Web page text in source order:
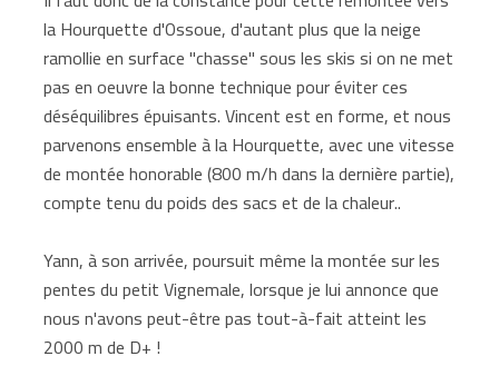
la Hourquette d'Ossoue, d'autant plus que la neige
ramollie en surface "chasse" sous les skis si on ne met
pas en oeuvre la bonne technique pour éviter ces
déséquilibres épuisants. Vincent est en forme, et nous
parvenons ensemble à la Hourquette, avec une vitesse
de montée honorable (800 m/h dans la dernière partie),
compte tenu du poids des sacs et de la chaleur..
Yann, à son arrivée, poursuit même la montée sur les
pentes du petit Vignemale, lorsque je lui annonce que
nous n'avons peut-être pas tout-à-fait atteint les
2000 m de D+ !